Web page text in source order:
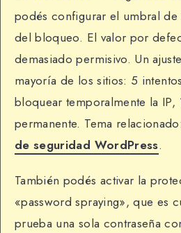
podés configurar el umbral de
del bloqueo. El valor por
demasiado permisivo. Un
mayoría de los sitios: 5
bloquear temporalmente la IP,
permanente. Tema relacionado:
de seguridad WordPress.
También podés activar la
«password spraying», que es
prueba una sola contraseña